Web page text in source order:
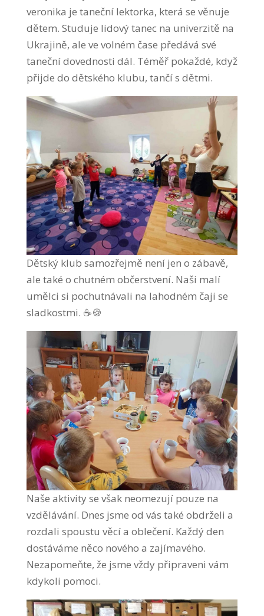
veronika je taneční lektorka, která se věnuje
dětem. Studuje lidový tanec na univerzitě na
Ukrajině, ale ve volném čase předává své
taneční dovednosti dál. Téměř pokaždé, když
přijde do dětského klubu, tančí s dětmi.
Dětský klub samozřejmě není jen o zábavě,
ale také o chutném občerstvení. Naši malí
umělci si pochutnávali na lahodném čaji se
sladkostmi. ☕🍪
Naše aktivity se však neomezují pouze na
vzdělávání. Dnes jsme od vás také obdrželi a
rozdali spoustu věcí a oblečení. Každý den
dostáváme něco nového a zajímavého.
Nezapomeňte, že jsme vždy připraveni vám
kdykoli pomoci.